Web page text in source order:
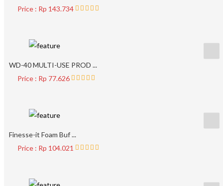
Price : Rp 143.734
WD-40 MULTI-USE PROD ...
Price : Rp 77.626
Finesse-it Foam Buf ...
Price : Rp 104.021